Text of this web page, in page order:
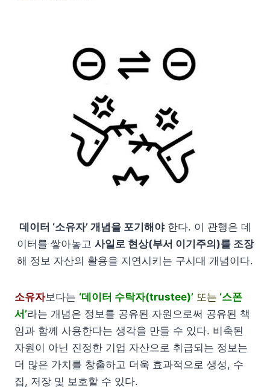
데이터 ‘소유자’ 개념을 포기해야한다. 이 관행은 데
이터를 쌓아놓고 사일로 현상(부서 이기주의)를 조장
해 정보 자산의 활용을 지연시키는 구시대 개념이다.
소유자보다는 ‘데이터 수탁자(trustee)’ 또는 ‘스폰
서’라는 개념은 정보를 공유된 자원으로써 공유된 책
임과 함께 사용한다는 생각을 만들 수 있다. 비축된
자원이 아닌 진정한 기업 자산으로 취급되는 정보는
더 많은 가치를 창출하고 더욱 효과적으로 생성, 수
집, 저장 및 보호할 수 있다.